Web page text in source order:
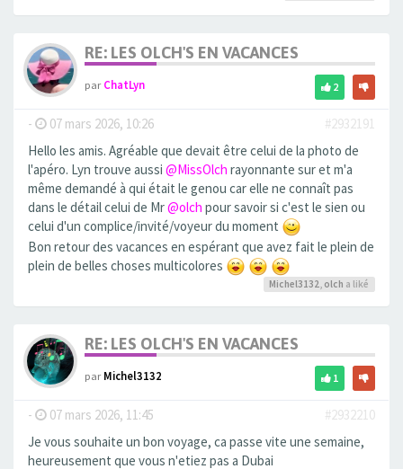
RE: LES OLCH'S EN VACANCES
parChatLyn 2
- 07 mars 2026, 10:26
#2932191
Hello les amis. Agréable que devait être celui de la photo de
l'apéro. Lyn trouve aussi @MissOlch rayonnante sur et m'a
même demandé à qui était le genou car elle ne connaît pas
dans le détail celui de Mr@olch pour savoir si c'est le sien ou
celui d'un complice/invité/voyeur du moment
Bon retour des vacances en espérant que avez fait le plein de
plein de belles choses multicolores
Michel3132 olch a liké
RE: LES OLCH'S EN VACANCES
parMichel3132 1
- 07 mars 2026, 11:45
#2932210
Je vous souhaite un bon voyage, ca passe vite une semaine,
heureusement que vous n'etiez pas a Dubai